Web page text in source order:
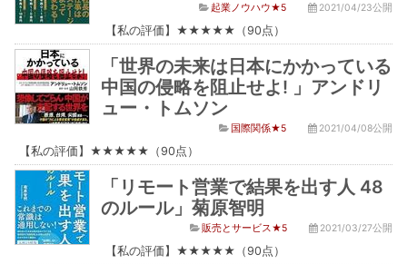
起業ノウハウ★5 2021/04/23公開
【私の評価】★★★★★（90点）
「世界の未来は日本にかかっている
中国の侵略を阻止せよ! 」アンドリ
ュー・トムソン
国際関係★5 2021/04/08公開
【私の評価】★★★★★（90点）
「リモート営業で結果を出す人 48
のルール」菊原智明
販売とサービス★5 2021/03/27公開
【私の評価】★★★★★（90点）